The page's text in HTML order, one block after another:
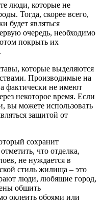
люди, которые не
Тогда, скорее всего,
будет являться
очередь, необходимо
покрыть их
которые выделяются
Производимые на
фактически не имеют
некоторое время. Если
вы можете использовать
защитой от
сохранит
что отделка,
не нуждается в
стиль жилища – это
люди, любящие город,
обшить
оклеить обоями или